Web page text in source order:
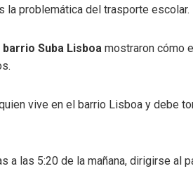
la problemática del trasporte escolar.
barrio Suba Lisboa mostraron cómo
vive en el barrio Lisboa y debe
a las 5:20 de la mañana, dirigirse al